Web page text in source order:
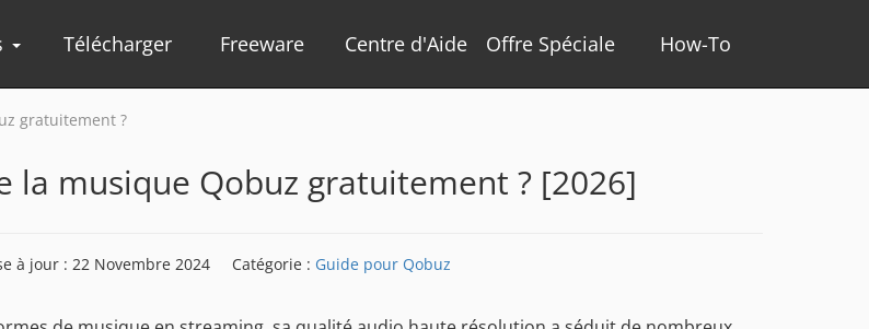
Télécharger Freeware Centre d'Aide Offre Spéciale How-To
gratuitement ?
la musique Qobuz gratuitement ? [2026]
à jour : 22 Novembre 2024 Catégorie : Guide pour Qobuz